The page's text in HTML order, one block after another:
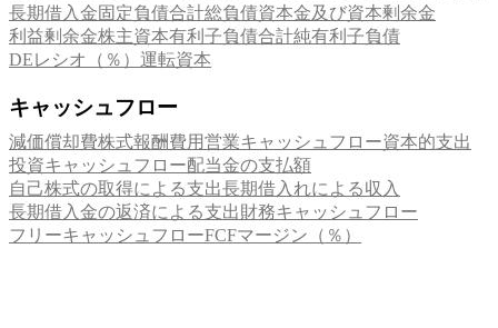
長期借入金固定負債合計総負債資本金及び資本剰余金
利益剰余金株主資本有利子負債合計純有利子負債
DEレシオ（％） 運転資本
キャッシュフロー
減価償却費株式報酬費用営業キャッシュフロー資本的支出
投資キャッシュフロー配当金の支払額
自己株式の取得による支出長期借入れによる収入
長期借入金の返済による支出財務キャッシュフロー
フリーキャッシュフローFCFマージン（％）